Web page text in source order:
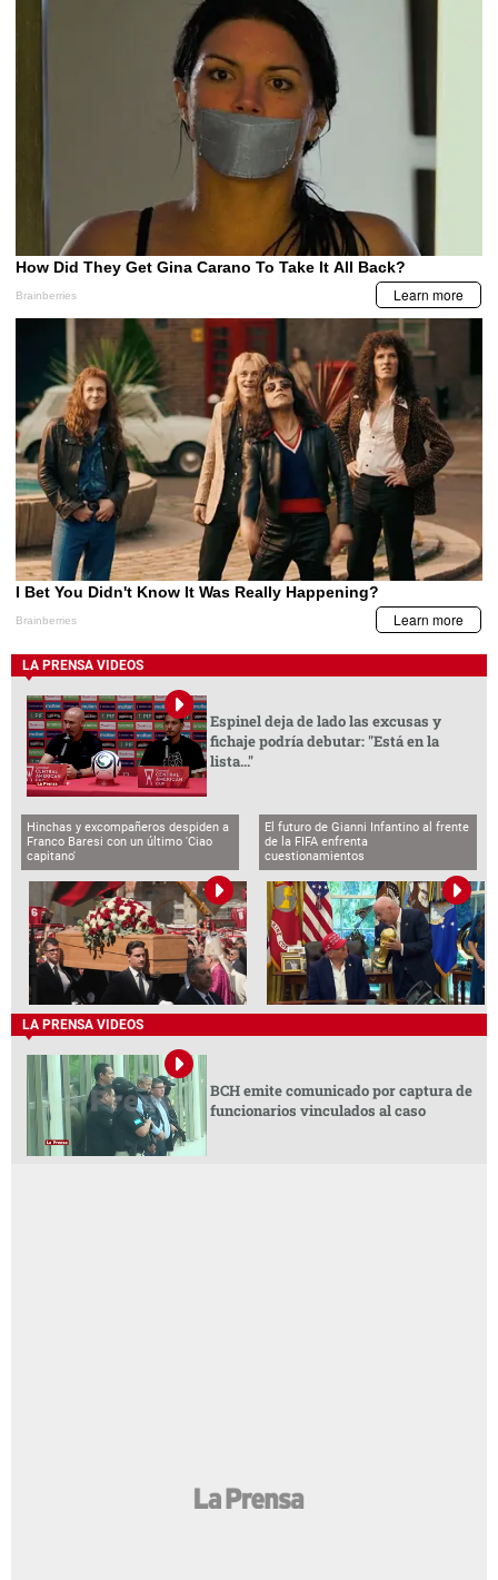
LA PRENSA VIDEOS
Espinel deja de lado las excusas y
fichaje podría debutar: "Está en la
lista..."
Hinchas y excompañeros despiden a
Franco Baresi con un último 'Ciao
capitano'
El futuro de Gianni Infantino al frente
de la FIFA enfrenta
cuestionamientos
LA PRENSA VIDEOS
BCH emite comunicado por captura de
funcionarios vinculados al caso